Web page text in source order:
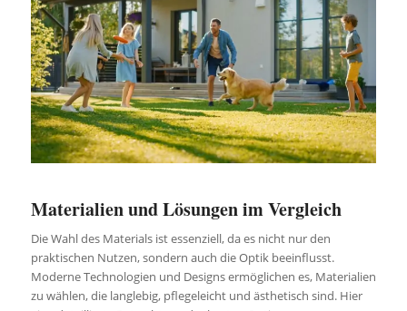
Materialien und Lösungen im Vergleich
Die Wahl des Materials ist essenziell, da es nicht nur den
praktischen Nutzen, sondern auch die Optik beeinflusst.
Moderne Technologien und Designs ermöglichen es, Materialien
zu wählen, die langlebig, pflegeleicht und ästhetisch sind. Hier